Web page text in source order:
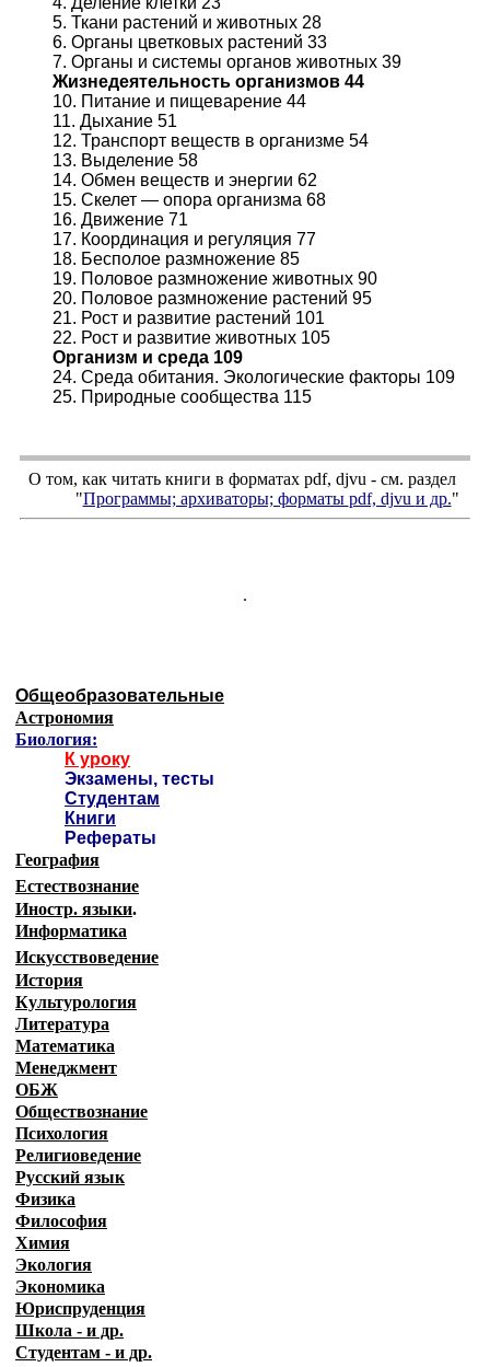
5. Ткани растений и животных 28
6. Органы цветковых растений 33
7. Органы и системы органов животных 39
Жизнедеятельность организмов 44
10. Питание и пищеварение 44
11. Дыхание 51
12. Транспорт веществ в организме 54
13. Выделение 58
14. Обмен веществ и энергии 62
15. Скелет — опора организма 68
16. Движение 71
17. Координация и регуляция 77
18. Бесполое размножение 85
19. Половое размножение животных 90
20. Половое размножение растений 95
21. Рост и развитие растений 101
22. Рост и развитие животных 105
Организм и среда 109
24. Среда обитания. Экологические факторы 109
25. Природные сообщества 115
О том, как читать книги в форматах pdf, djvu - см. раздел
"Программы; архиваторы; форматы pdf, djvu и др."
.
Общеобразовательные
Астрономия
Биология:
К уроку
Экзамены, тесты
Студентам
Книги
Рефераты
География
Естествознание
Иностр. языки.
Информатика
Искусствоведение
История
Культурология
Литература
Математика
Менеджмент
ОБЖ
Обществознание
Психология
Религиоведение
Русский язык
Физика
Философия
Химия
Экология
Экономика
Юриспруденция
Школа - и др.
Студентам - и др.